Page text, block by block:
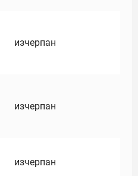
изчерпан
изчерпан
изчерпан